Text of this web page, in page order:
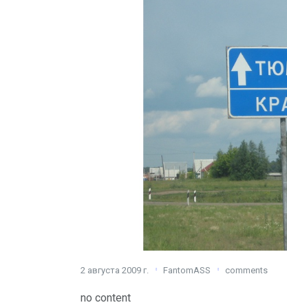
2 августа 2009 г. FantomASS comments
no content